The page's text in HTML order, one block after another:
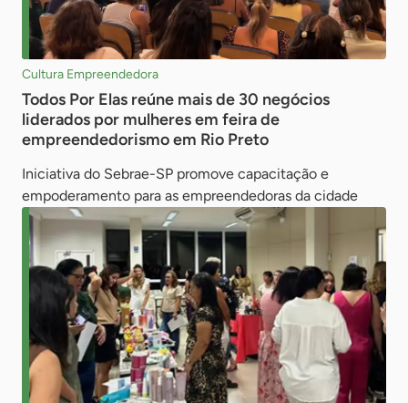
Cultura Empreendedora
Todos Por Elas reúne mais de 30 negócios
liderados por mulheres em feira de
empreendedorismo em Rio Preto
Iniciativa do Sebrae-SP promove capacitação e
empoderamento para as empreendedoras da cidade